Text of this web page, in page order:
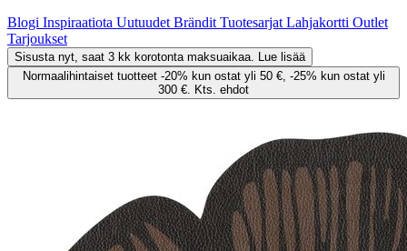
Blogi Inspiraatiota Uutuudet Brändit Tuotesarjat Lahjakortti Outlet
Tarjoukset
Sisusta nyt, saat 3 kk korotonta maksuaikaa. Lue lisää
Normaalihintaiset tuotteet -20% kun ostat yli 50 €, -25% kun ostat yli
300 €. Kts. ehdot